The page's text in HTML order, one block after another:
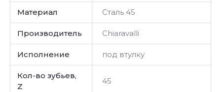
Материал Сталь 45
Производитель Chiaravalli
Исполнение под втулку
Кол-во зубьев,
Z
45